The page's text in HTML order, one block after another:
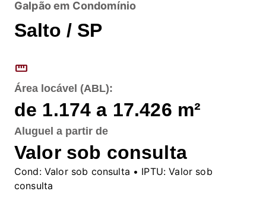
Galpão em Condomínio
Salto / SP
straighten
Área locável (ABL):
de 1.174 a 17.426 m²
Aluguel a partir de
Valor sob consulta
Cond:Valor sob consulta • IPTU: Valor sob
consulta